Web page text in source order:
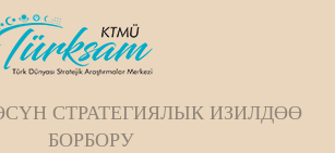
СТРАТЕГИЯЛЫК ИЗИЛДӨӨ
БОРБОРУ